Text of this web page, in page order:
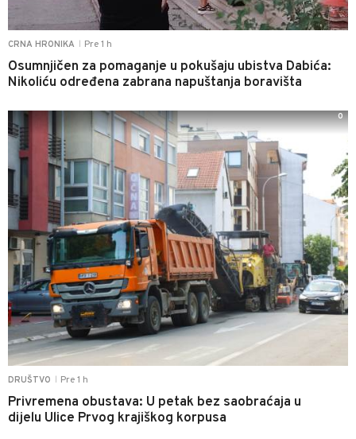
CRNA HRONIKA Pre 1 h
Osumnjičen za pomaganje u pokušaju ubistva Dabića:
Nikoliću određena zabrana napuštanja boravišta
DRUŠTVO Pre 1 h
Privremena obustava: U petak bez saobraćaja u
dijelu Ulice Prvog krajiškog korpusa
0